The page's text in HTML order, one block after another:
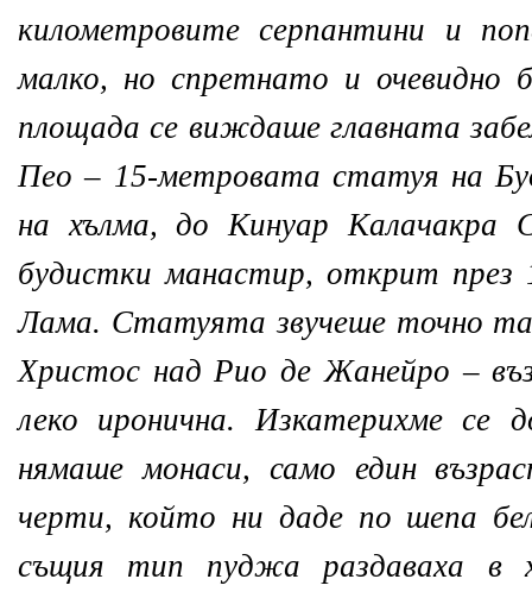
километровите серпантини и
малко, но спретнато и очевидно
площада се виждаше главната
Пео – 15-метровата статуя на
на хълма, до Кинуар Калачакра
будистки манастир, открит през
Лама. Статуята звучеше точно
Христос над Рио де Жанейро –
леко иронична. Изкатерихме
нямаше монаси, само един
черти, който ни даде по шепа
същия тип пуджа раздаваха в